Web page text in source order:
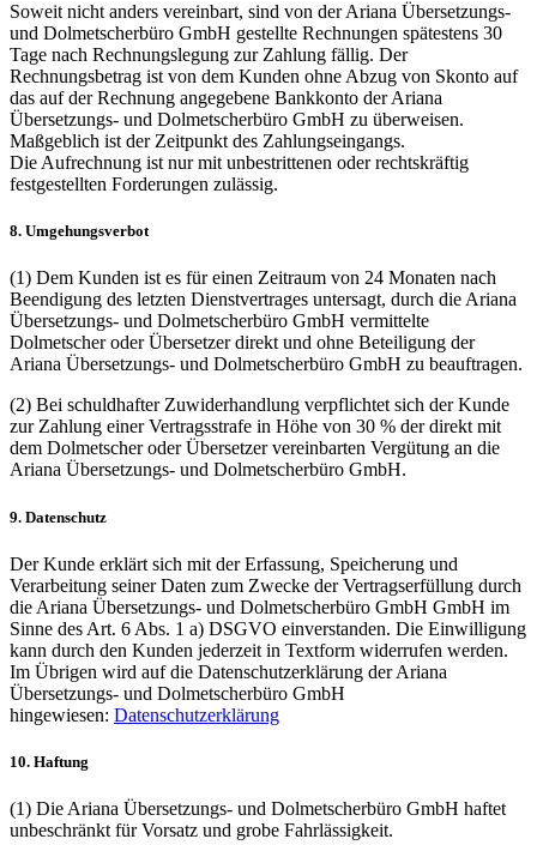
Soweit nicht anders vereinbart, sind von der Ariana Übersetzungs-
und Dolmetscherbüro GmbH gestellte Rechnungen spätestens 30
Tage nach Rechnungslegung zur Zahlung fällig. Der
Rechnungsbetrag ist von dem Kunden ohne Abzug von Skonto auf
das auf der Rechnung angegebene Bankkonto der Ariana
Übersetzungs- und Dolmetscherbüro GmbH zu überweisen.
Maßgeblich ist der Zeitpunkt des Zahlungseingangs.
Die Aufrechnung ist nur mit unbestrittenen oder rechtskräftig
festgestellten Forderungen zulässig.
8. Umgehungsverbot
(1) Dem Kunden ist es für einen Zeitraum von 24 Monaten nach
Beendigung des letzten Dienstvertrages untersagt, durch die Ariana
Übersetzungs- und Dolmetscherbüro GmbH vermittelte
Dolmetscher oder Übersetzer direkt und ohne Beteiligung der
Ariana Übersetzungs- und Dolmetscherbüro GmbH zu beauftragen.
(2) Bei schuldhafter Zuwiderhandlung verpflichtet sich der Kunde
zur Zahlung einer Vertragsstrafe in Höhe von 30 % der direkt mit
dem Dolmetscher oder Übersetzer vereinbarten Vergütung an die
Ariana Übersetzungs- und Dolmetscherbüro GmbH.
9. Datenschutz
Der Kunde erklärt sich mit der Erfassung, Speicherung und
Verarbeitung seiner Daten zum Zwecke der Vertragserfüllung durch
die Ariana Übersetzungs- und Dolmetscherbüro GmbH GmbH im
Sinne des Art. 6 Abs. 1 a) DSGVO einverstanden. Die Einwilligung
kann durch den Kunden jederzeit in Textform widerrufen werden.
Im Übrigen wird auf die Datenschutzerklärung der Ariana
Übersetzungs- und Dolmetscherbüro GmbH
hingewiesen: Datenschutzerklärung
10. Haftung
(1) Die Ariana Übersetzungs- und Dolmetscherbüro GmbH haftet
unbeschränkt für Vorsatz und grobe Fahrlässigkeit.